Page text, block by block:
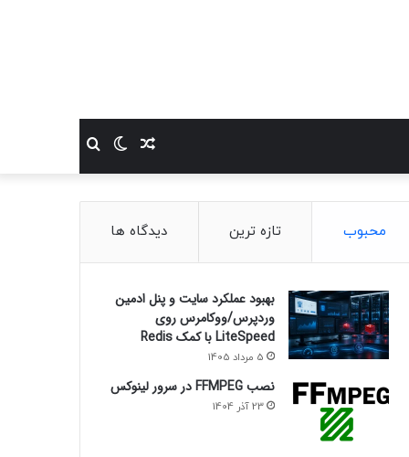
جستجو
برای
تغییر
پوسته
نوشته
تصادفی
محبوب تازه ترین دیدگاه ها
بهبود عملکرد سایت و پنل ادمین
وردپرس/ووکامرس روی
LiteSpeed با کمک Redis
5 مرداد 1405
نصب FFMPEG در سرور لینوکس
23 آذر 1404